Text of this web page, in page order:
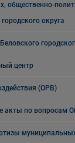
общественно-
округа
центр
(ОРВ)
акты по вопросам